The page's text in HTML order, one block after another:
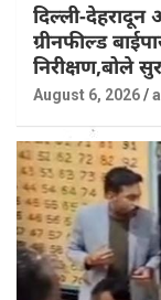
दिल्ली-देहरादून
ग्रीनफील्ड
निरीक्षण,बोले
August 6, 2026